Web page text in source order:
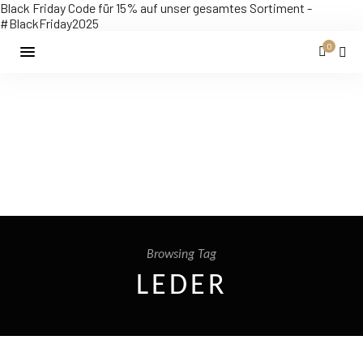
Black Friday Code für 15% auf unser gesamtes Sortiment -
#BlackFriday2025
0
Browsing Tag
LEDER